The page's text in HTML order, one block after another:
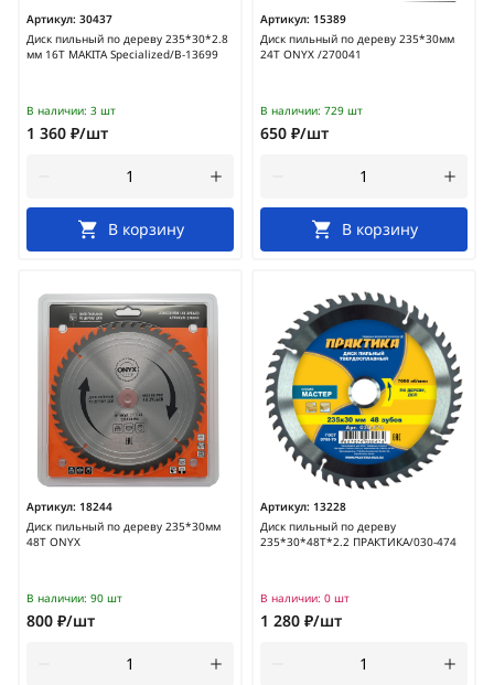
Артикул: 30437
Диск пильный по дереву 235*30*2.8
мм 16Т MAKITA Specialized/B-13699
В наличии: 3 шт
1 360 ₽/шт
В корзину
Артикул: 15389
Диск пильный по дереву 235*30мм
24Т ONYX /270041
В наличии: 729 шт
650 ₽/шт
В корзину
Артикул: 18244
Диск пильный по дереву 235*30мм
48Т ONYX
В наличии: 90 шт
800 ₽/шт
Артикул: 13228
Диск пильный по дереву
235*30*48Т*2.2 ПРАКТИКА/030-474
В наличии: 0 шт
1 280 ₽/шт